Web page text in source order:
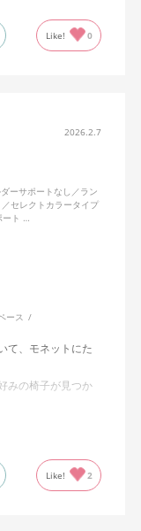
が難点でしょう
Like! 0
2026.2.7
ーサポートなし／ラン
セレクトカラータイプ
ート …
ース
て、モネットにた
みの椅子が見つか
に置くのに最適で
ので固定肘の物を
もバイカラーなど
Like! 2